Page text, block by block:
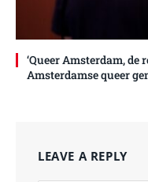
‘Queer Amsterdam, de
Amsterdamse queer
LEAVE A REPLY